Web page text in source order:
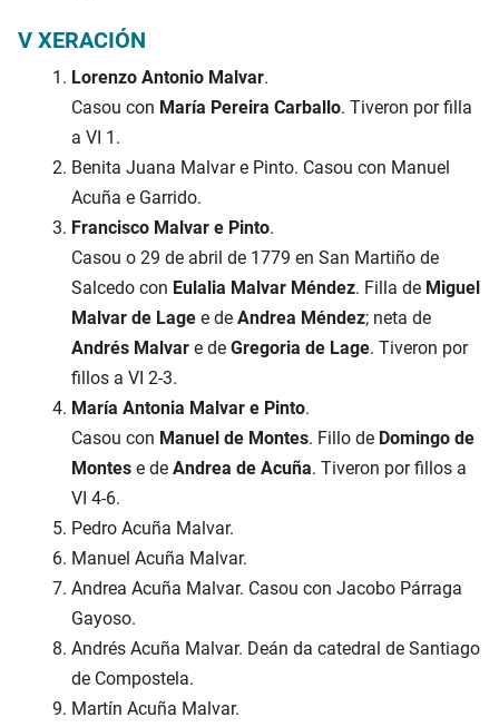
V XERACIÓN
Lorenzo Antonio Malvar.
Casou con María Pereira Carballo. Tiveron por filla
a VI 1.
Benita Juana Malvar e Pinto. Casou con Manuel
Acuña e Garrido.
Francisco Malvar e Pinto.
Casou o 29 de abril de 1779 en San Martiño de
Salcedo con Eulalia Malvar Méndez. Filla de Miguel
Malvar de Lage e de Andrea Méndez; neta de
Andrés Malvar e de Gregoria de Lage. Tiveron por
fillos a VI 2-3.
María Antonia Malvar e Pinto.
Casou con Manuel de Montes. Fillo de Domingo de
Montes e de Andrea de Acuña. Tiveron por fillos a
VI 4-6.
Pedro Acuña Malvar.
Manuel Acuña Malvar.
Andrea Acuña Malvar. Casou con Jacobo Párraga
Gayoso.
Andrés Acuña Malvar. Deán da catedral de Santiago
de Compostela.
Martín Acuña Malvar.